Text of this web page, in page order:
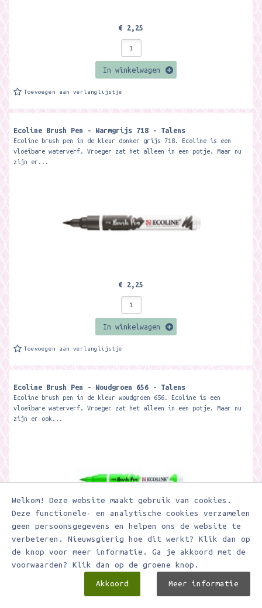
Welkom! Deze website maakt gebruik van cookies.
Deze functionele- en analytische cookies verzamelen
geen persoonsgegevens en helpen ons de website te
verbeteren. Nieuwsgierig hoe dit werkt? Klik dan op
de knop voor meer informatie. Ga je akkoord met de
voorwaarden? Klik dan op de groene knop.
Akkoord Meer informatie
€ 2,25
In winkelwagen
Toevoegen aan verlanglijstje
Ecoline Brush Pen - Warmgrijs 718 - Talens
Ecoline brush pen in de kleur donker grijs 718. Ecoline is een
vloeibare waterverf. Vroeger zat het alleen in een potje. Maar nu
zijn er...
€ 2,25
In winkelwagen
Toevoegen aan verlanglijstje
Ecoline Brush Pen - Woudgroen 656 - Talens
Ecoline brush pen in de kleur woudgroen 656. Ecoline is een
vloeibare waterverf. Vroeger zat het alleen in een potje. Maar nu
zijn er ook...
€ 2,25
In winkelwagen